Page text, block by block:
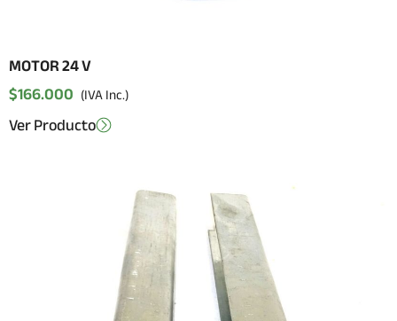
MOTOR 24 V
$166.000 (IVA Inc.)
Ver Producto